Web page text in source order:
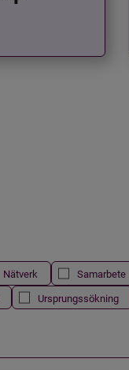
Nätverk Samarbete
Ursprungssökning